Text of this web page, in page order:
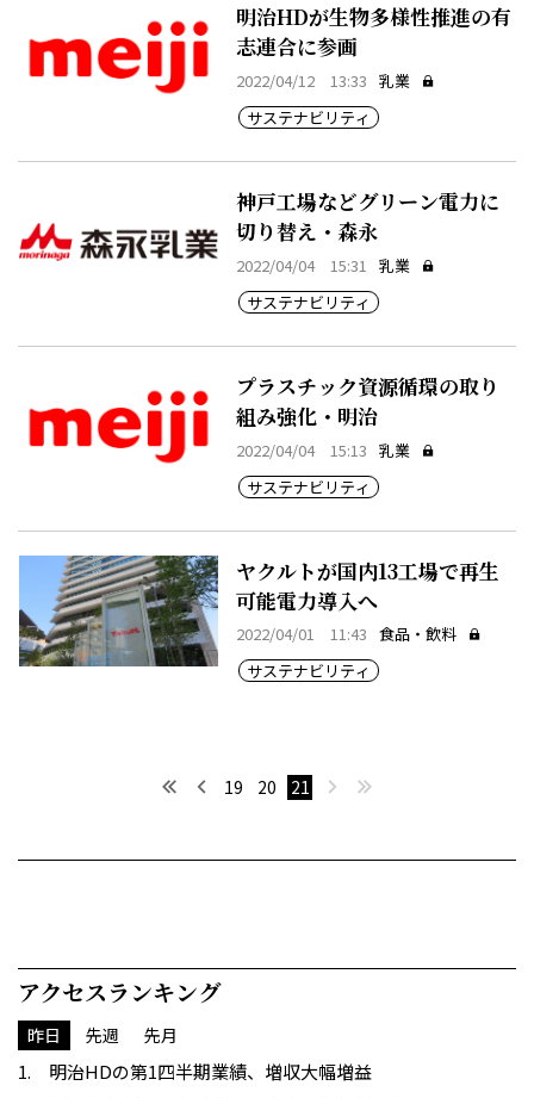
明治HDが生物多様性推進の有
志連合に参画
2022/04/12 13:33 乳業
サステナビリティ
神戸工場などグリーン電力に
切り替え・森永
2022/04/04 15:31 乳業
サステナビリティ
プラスチック資源循環の取り
組み強化・明治
2022/04/04 15:13 乳業
サステナビリティ
ヤクルトが国内13工場で再生
可能電力導入へ
2022/04/01 11:43 食品・飲料
サステナビリティ
最初へ前へ
19 20 21 次へ最後へ
アクセスランキング
昨日 先週 先月
明治HDの第1四半期業績、増収大幅増益